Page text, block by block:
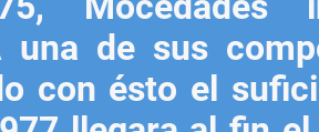
una de sus
con ésto el